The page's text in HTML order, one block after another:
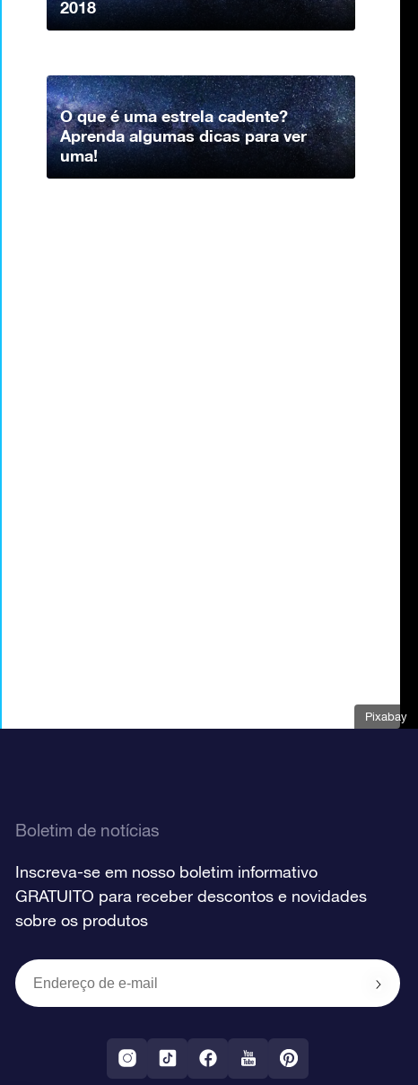
Pixabay
2018
O que é uma estrela cadente?
Aprenda algumas dicas para ver
uma!
Boletim de notícias
Inscreva-se em nosso boletim informativo
GRATUITO para receber descontos e novidades
sobre os produtos